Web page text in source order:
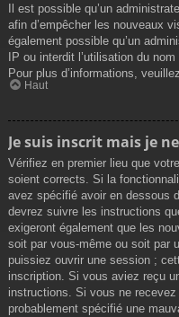
Il est possible qu’un
afin d’empêcher les nouveaux
également possible qu’un
IP ou interdit l’utilisation du
Pour plus d’informations,
Haut
Je suis inscrit mais je
Vérifiez en premier lieu que
soient corrects. Si la
avez spécifié avoir en dessous
devrez suivre les instructions
exigeront également que les
soit par vous-même ou soit par
puissiez ouvrir une session ;
inscription. Si vous aviez reçu
instructions. Si vous ne
probablement spécifié une